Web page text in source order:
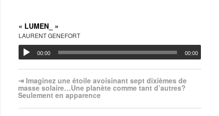
« LUMEN_ »
LAURENT GENEFORT
00:00 00:00
⇥ Imaginez une étoile avoisinant sept dixièmes de
masse solaire…Une planète comme tant d’autres?
Seulement en apparence